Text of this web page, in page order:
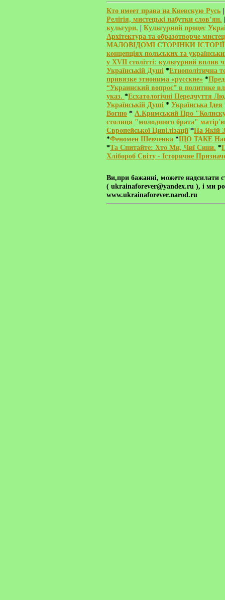
Кто имеет права на Киевскую Русь
Релігія, мистецькі набутки слов’ян.
культури. | Культурний процес
Архітектура та образотворче
МАЛОВІДОМІ СТОРІНКИ
концепціях польських та
у XVII столітті: культурний вплив
Українській Душі *Етнополітична
привязке этнонима «русские» *
“Украинский вопрос” в политике
указ. *Есхатологічні Передчуття
Українській Душі * Українська Ідея
Вогню * А.Кримський Про
столиця "молодшого брата" матір'ю
Європейської Цивілізації *На Якій
*Феномен Шевченка *ЩО ТАКЕ
*Та Спитайте: Хто Ми, Чиї Сини. *
Хлібороб Світу - Історичне
Ви,при бажанні, можете надсилати
( ukrainaforever@yandex.ru ), і ми
www.ukrainaforever.narod.ru